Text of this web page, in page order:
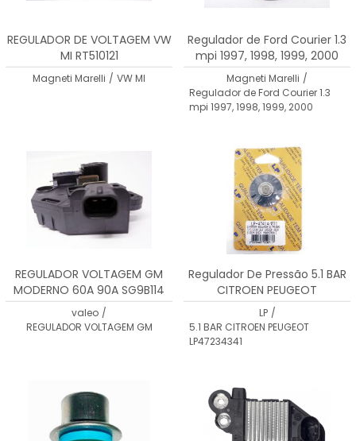
REGULADOR DE VOLTAGEM VW
MI RT510121
Magneti Marelli / VW MI
Regulador de Ford Courier 1.3
mpi 1997, 1998, 1999, 2000
RT510164
Magneti Marelli /
Regulador de Ford Courier 1.3
mpi 1997, 1998, 1999, 2000
REGULADOR VOLTAGEM GM
MODERNO 60A 90A SG9B114
SG9B115 S9115PR
valeo /
REGULADOR VOLTAGEM GM
Regulador De Pressão 5.1 BAR
CITROEN PEUGEOT
LP47234341
LP /
5.1 BAR CITROEN PEUGEOT
LP47234341